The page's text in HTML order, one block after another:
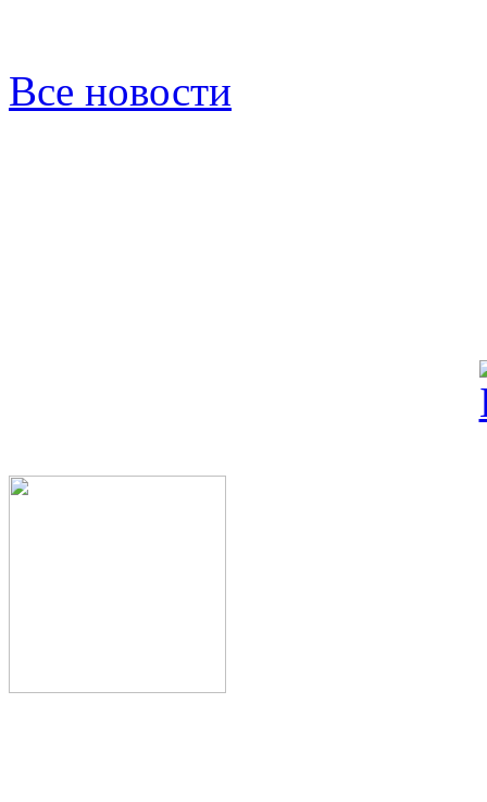
Все новости